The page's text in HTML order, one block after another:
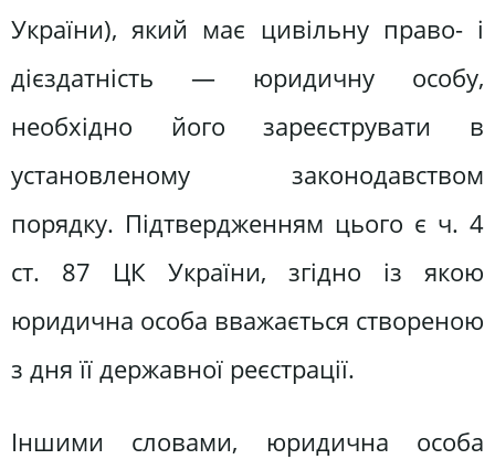
України), який має цивільну право- і
дієздатність — юридичну особу,
необхідно його зареєструвати в
установленому законодавством
порядку. Підтвердженням цього є ч. 4
ст. 87 ЦК України, згідно із якою
юридична особа вважається створеною
з дня її державної реєстрації.
Іншими словами, юридична особа